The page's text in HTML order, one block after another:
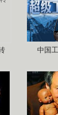
中国